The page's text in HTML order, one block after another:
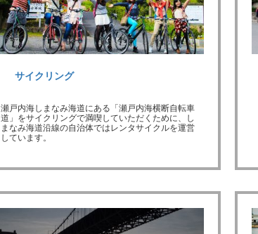
サイクリング
瀬戸内海しまなみ海道にある「瀬戸内海横断自転車
道」をサイクリングで満喫していただくために、し
まなみ海道沿線の自治体ではレンタサイクルを運営
しています。